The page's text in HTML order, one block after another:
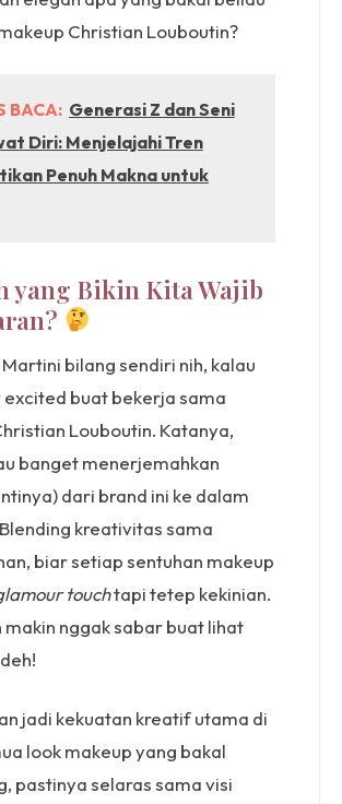
Christian Louboutin?
BACA: Generasi Z dan Seni
Diri: Menjelajahi Tren
Penuh Makna untuk
yang Bikin Kita Wajib
bilang sendiri nih, kalau
excited buat bekerja sama
Louboutin. Katanya,
banget menerjemahkan
dari brand ini ke dalam
kreativitas sama
biar setiap sentuhan makeup
touchtapi tetep kekinian.
makin nggak sabar buat lihat
jadi kekuatan kreatif utama di
look makeup yang bakal
pastinya selaras sama visi